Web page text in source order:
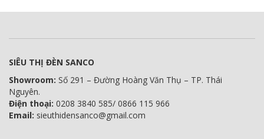
SIÊU THỊ ĐÈN SANCO
Showroom: Số 291 – Đường Hoàng Văn Thụ – TP. Thái
Nguyên.
Điện thoại: 0208 3840 585/ 0866 115 966
Email: sieuthidensanco@gmail.com